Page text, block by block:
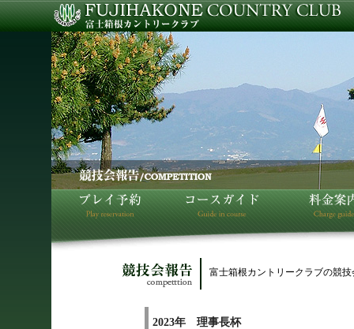
富士箱根カントリークラブの競
2023年 理事長杯